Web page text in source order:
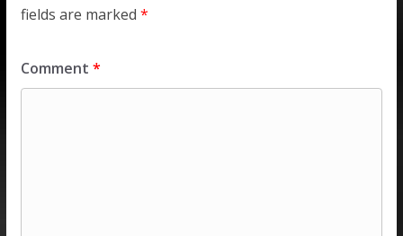
fields are marked *
Comment *